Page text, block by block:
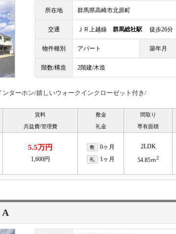
所在地 群馬県高崎市北原町
交通 ＪＲ上越線 群馬総社駅 徒歩26分
物件種別 アパート 築年月
階数/構造 2階建/木造
ターホン/嬉しいウォークインクローゼット付き/
賃料
共益費/管理費
敷金
礼金
間取り
専有面積
5.5万円
1,600円
敷 0ヶ月
礼 1ヶ月
2LDK
54.85ｍ2
A